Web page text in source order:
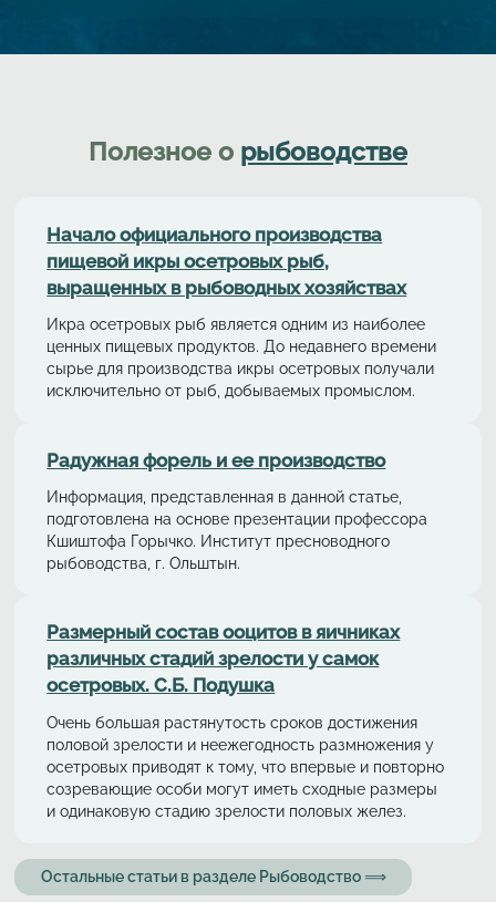
Полезное о рыбоводстве
Начало официального производства
пищевой икры осетровых рыб,
выращенных в рыбоводных хозяйствах
Икра осетровых рыб является одним из наиболее
ценных пищевых продуктов. До недавнего времени
сырье для производства икры осетровых получали
исключительно от рыб, добываемых промыслом.
Радужная форель и ее производство
Информация, представленная в данной статье,
подготовлена на основе презентации профессора
Кшиштофа Горычко. Институт пресноводного
рыбоводства, г. Ольштын.
Размерный состав ооцитов в яичниках
различных стадий зрелости у самок
осетровых. С.Б. Подушка
Очень большая растянутость сроков достижения
половой зрелости и неежегодность размножения у
осетровых приводят к тому, что впервые и повторно
созревающие особи могут иметь сходные размеры
и одинаковую стадию зрелости половых желез.
Остальные статьи в разделе Рыбоводство ⟹